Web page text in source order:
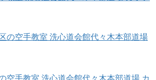
の空手教室 洗心道会館代々木本部道場